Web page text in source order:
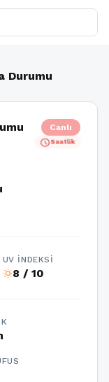
Durumu
Canlı
scheduleSaatlik
UV İNDEKSI
wb_sunny8 / 10